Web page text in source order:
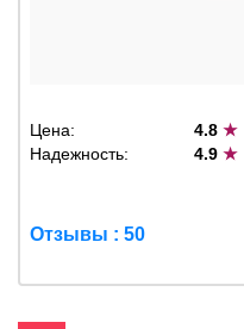
Цена: 4.8★
Надежность:
4.9★
Отзывы : 50